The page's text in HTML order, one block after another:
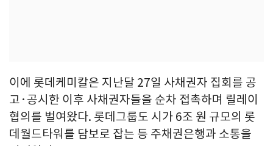
이에 롯데케미칼은 지난달 27일 사채권자 집회를 공
고·공시한 이후 사채권자들을 순차 접촉하며 릴레이
협의를 벌여왔다. 롯데그룹도 시가 6조 원 규모의 롯
데월드타워를 담보로 잡는 등 주채권은행과 소통을